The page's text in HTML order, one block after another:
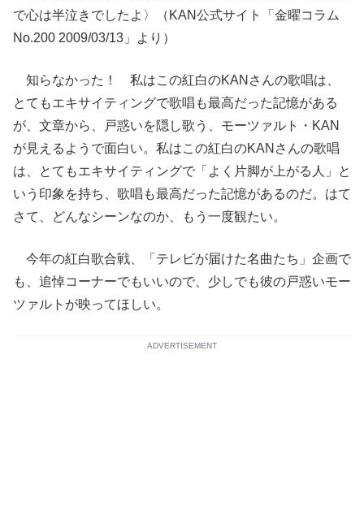
で心は半泣きでしたよ〉（KAN公式サイト「金曜コラム
No.200 2009/03/13」より）
知らなかった！ 私はこの紅白のKANさんの歌唱は、
とてもエキサイティングで歌唱も最高だった記憶がある
が、文章から、戸惑いを隠し歌う、モーツァルト・KAN
が見えるようで面白い。私はこの紅白のKANさんの歌唱
は、とてもエキサイティングで「よく片脚が上がる人」と
いう印象を持ち、歌唱も最高だった記憶があるのだ。はて
さて、どんなシーンなのか、もう一度観たい。
今年の紅白歌合戦、「テレビが届けた名曲たち」企画で
も、追悼コーナーでもいいので、少しでも彼の戸惑いモー
ツァルトが映ってほしい。
ADVERTISEMENT